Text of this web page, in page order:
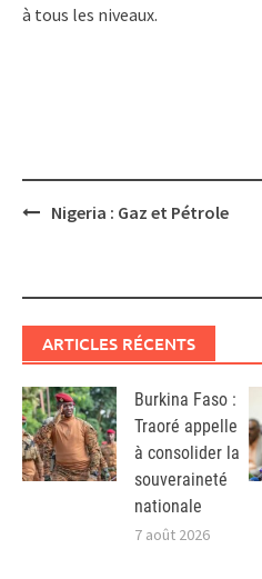
à tous les niveaux.
PostNigeria : Gaz et Pétrole
ARTICLES RÉCENTS
Burkina Faso :
Traoré appelle
à consolider la
souveraineté
nationale
7 août 2026